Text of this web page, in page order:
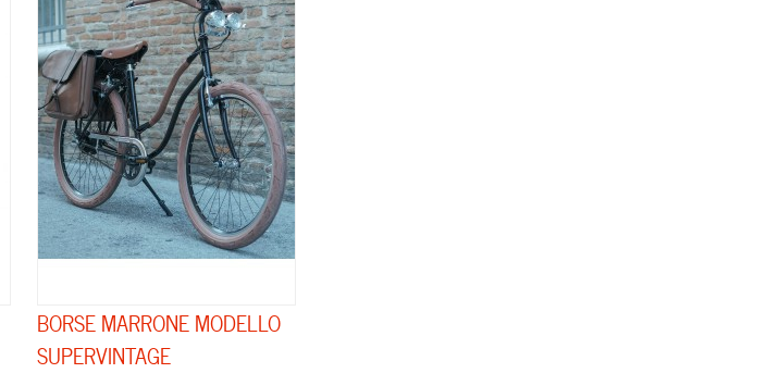
BORSE MARRONE MODELLO
SUPERVINTAGE